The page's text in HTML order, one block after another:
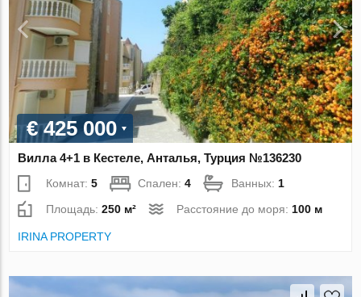
€ 425 000
Вилла 4+1 в Кестеле, Анталья, Турция №136230
Комнат:5 Спален:4 Ванных:1
Площадь:250 м² Расстояние до моря:100 м
IRINA PROPERTY